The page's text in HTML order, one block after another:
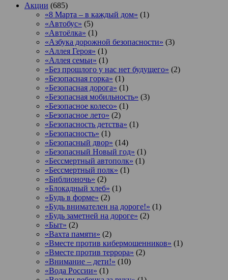
Акции (685)
«8 Марта – в каждый дом» (1)
«Автобус» (5)
«Автоёлка» (1)
«Азбука дорожной безопасности» (3)
«Аллея Героя» (1)
«Аллея семьи» (1)
«Без прошлого у нас нет будущего» (2)
«Безопасная горка» (1)
«Безопасная дорога» (1)
«Безопасная мобильность» (3)
«Безопасное колесо» (1)
«Безопасное лето» (2)
«Безопасность детства» (1)
«Безопасность» (1)
«Безопасный двор» (14)
«Безопасный Новый год» (1)
«Бессмертный автополк» (1)
«Бессмертный полк» (1)
«Библионочь» (2)
«Блокадный хлеб» (1)
«Будь в форме» (2)
«Будь внимателен на дороге!» (1)
«Будь заметней на дороге» (2)
«Быт» (2)
«Вахта памяти» (2)
«Вместе против кибермошенников» (1)
«Вместе против террора» (2)
«Внимание – дети!» (10)
«Вода России» (1)